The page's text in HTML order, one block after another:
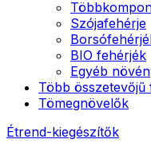
Szójafehérje
BIO fehérjék
Egyéb
Több összetevőjű
Tömegnövelők
Étrend-kiegészítők